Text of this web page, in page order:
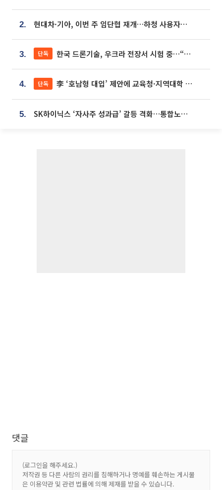
2. 현대차·기아, 이번 주 임단협 재개…하청 사용자성 재심도 ‘변수’
3. 단독 한국 드론기술, 우크라 전장서 시험 중…“스타트업 여러 곳 참여”
4. 단독 李 ‘호남형 대입’ 제안에 교육청·지역대학 서·논술형 입시 연계 '착수'
5. SK하이닉스 ‘자사주 성과급’ 갈등 격화…통합노조 출범 움직임
댓글